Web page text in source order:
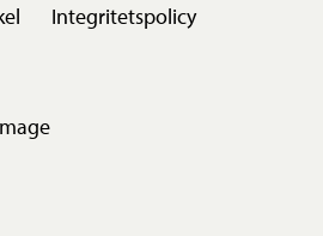
Integritetspolicy